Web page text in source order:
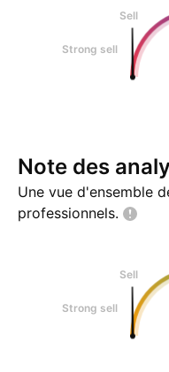
Sell
Strong sell
Note des
Une vue d'ensemble
professionnels.
Sell
Strong sell